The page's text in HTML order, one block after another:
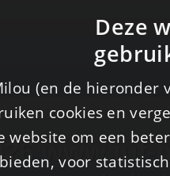
Deze
(en de
cookies en
website om een
voor